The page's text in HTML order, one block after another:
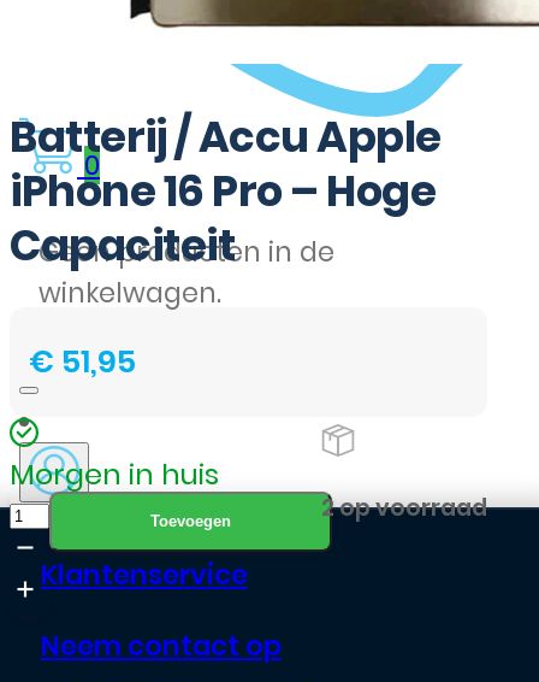
0
Geen producten in de
winkelwagen.
Klantenservice
Neem contact op
Batterij / Accu Apple
iPhone 16 Pro – Hoge
Capaciteit
€ 51,95
Morgen in huis
Batterij
/
Accu
Apple
Toevoegen 2 op voorraad